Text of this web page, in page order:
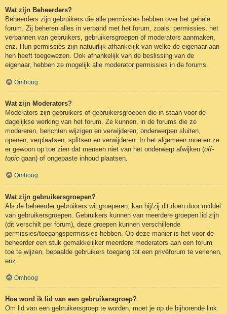
Wat zijn Beheerders?
Beheerders zijn gebruikers die alle permissies hebben over het gehele
forum. Zij beheren alles in verband met het forum, zoals: permissies, het
verbannen van gebruikers, gebruikersgroepen of moderators aanmaken,
enz. Hun permissies zijn natuurlijk afhankelijk van welke de eigenaar aan
hen heeft toegewezen. Ook afhankelijk van de beslissing van de
eigenaar, hebben ze mogelijk alle moderator permissies in de forums.
Omhoog
Wat zijn Moderators?
Moderators zijn gebruikers of gebruikersgroepen die in staan voor de
dagelijkse werking van het forum. Ze kunnen, in de forums die ze
modereren, berichten wijzigen en verwijderen; onderwerpen sluiten,
openen, verplaatsen, splitsen en verwijderen. In het algemeen moeten ze
er gewoon op toe zien dat mensen niet van het onderwerp afwijken (off-
topic gaan) of ongepaste inhoud plaatsen.
Omhoog
Wat zijn gebruikersgroepen?
Als de beheerder gebruikers wil groeperen, kan hij/zij dit doen door middel
van gebruikersgroepen. Gebruikers kunnen van meerdere groepen lid zijn
(dit verschilt per forum), deze groepen kunnen verschillende
permissies/toegangspermissies hebben. Op deze manier is het voor de
beheerder een stuk gemakkelijker meerdere moderators aan een forum
toe te wijzen, bepaalde gebruikers toegang tot een privéforum te verlenen,
enz.
Omhoog
Hoe word ik lid van een gebruikersgroep?
Om lid van een gebruikersgroep te worden, moet je op de bijhorende link